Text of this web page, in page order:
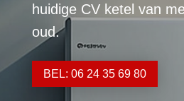
huidige CV ketel van
oud.
BEL: 06 24 35 69 80